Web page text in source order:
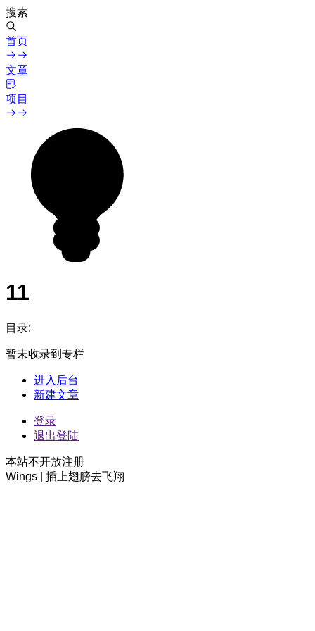
搜索
首页
文章
项目
11
目录:
暂未收录到专栏
进入后台
新建文章
登录
退出登陆
本站不开放注册
Wings | 插上翅膀去飞翔